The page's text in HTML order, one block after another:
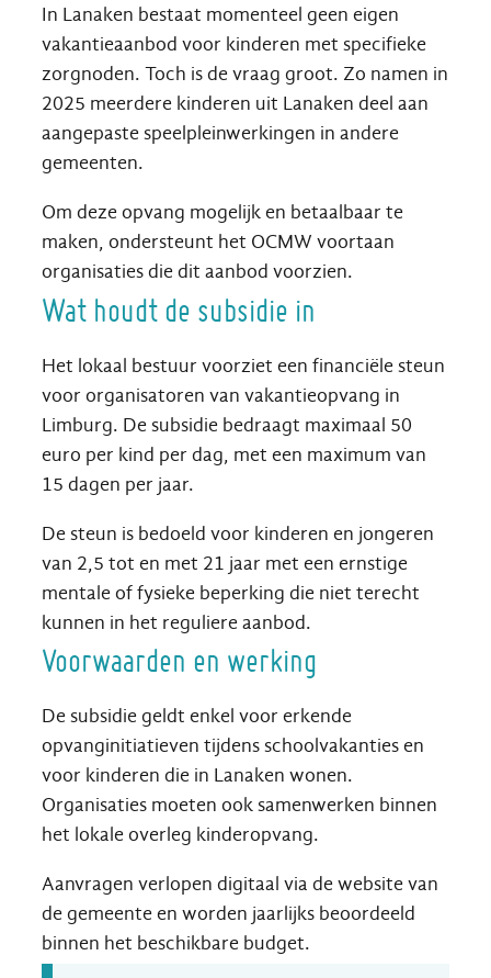
In Lanaken bestaat momenteel geen eigen
vakantieaanbod voor kinderen met specifieke
zorgnoden. Toch is de vraag groot. Zo namen in
2025 meerdere kinderen uit Lanaken deel aan
aangepaste speelpleinwerkingen in andere
gemeenten.
Om deze opvang mogelijk en betaalbaar te
maken, ondersteunt het OCMW voortaan
organisaties die dit aanbod voorzien.
Wat houdt de subsidie in
Het lokaal bestuur voorziet een financiële steun
voor organisatoren van vakantieopvang in
Limburg. De subsidie bedraagt maximaal 50
euro per kind per dag, met een maximum van
15 dagen per jaar.
De steun is bedoeld voor kinderen en jongeren
van 2,5 tot en met 21 jaar met een ernstige
mentale of fysieke beperking die niet terecht
kunnen in het reguliere aanbod.
Voorwaarden en werking
De subsidie geldt enkel voor erkende
opvanginitiatieven tijdens schoolvakanties en
voor kinderen die in Lanaken wonen.
Organisaties moeten ook samenwerken binnen
het lokale overleg kinderopvang.
Aanvragen verlopen digitaal via de website van
de gemeente en worden jaarlijks beoordeeld
binnen het beschikbare budget.